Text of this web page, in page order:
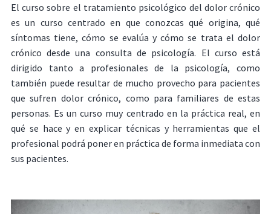
El curso sobre el tratamiento psicológico del dolor crónico
es un curso centrado en que conozcas qué origina, qué
síntomas tiene, cómo se evalúa y cómo se trata el dolor
crónico desde una consulta de psicología. El curso está
dirigido tanto a profesionales de la psicología, como
también puede resultar de mucho provecho para pacientes
que sufren dolor crónico, como para familiares de estas
personas. Es un curso muy centrado en la práctica real, en
qué se hace y en explicar técnicas y herramientas que el
profesional podrá poner en práctica de forma inmediata con
sus pacientes.